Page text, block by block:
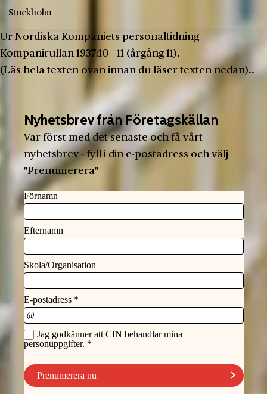
Stockholm
Ur Nordiska Kompaniets personaltidning
Kompanirullan 1937:10 - 11 (årgång 11).
(Läs hela texten ovan innan du läser texten nedan)..
Nyhetsbrev från Företagskällan
Var först med det senaste och få vårt
nyhetsbrev - fyll i din e-postadress och välj
"Prenumerera"